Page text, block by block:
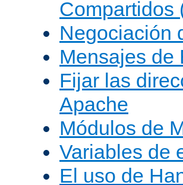
Compartidos
Negociación
Mensajes de
Fijar las
Apache
Módulos de
Variables de
El uso de